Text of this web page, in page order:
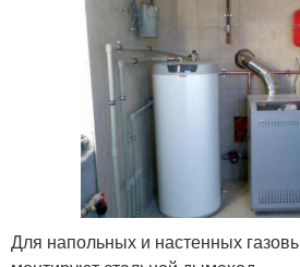
Для напольных и настенных